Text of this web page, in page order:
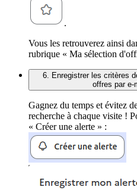
.
Vous les retrouverez ainsi
rubrique « Ma sélection
6. Enregistrer les critères
offres par e-
Gagnez du temps et évitez
recherche à chaque visite !
« Créer une alerte » :